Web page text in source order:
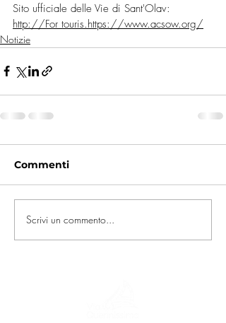
Sito ufficiale delle Vie di Sant'Olav:
http://For touris.https://www.acsow.org/
Notizie
Commenti
Scrivi un commento...